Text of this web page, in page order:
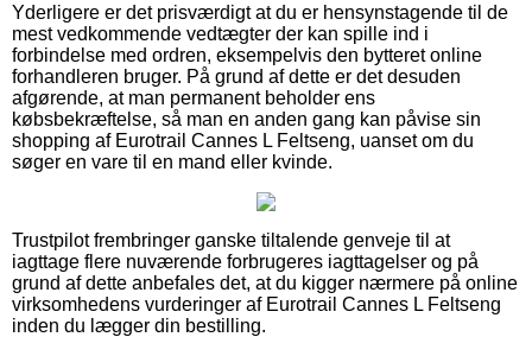
Yderligere er det prisværdigt at du er hensynstagende til de
mest vedkommende vedtægter der kan spille ind i
forbindelse med ordren, eksempelvis den bytteret online
forhandleren bruger. På grund af dette er det desuden
afgørende, at man permanent beholder ens
købsbekræftelse, så man en anden gang kan påvise sin
shopping af Eurotrail Cannes L Feltseng, uanset om du
søger en vare til en mand eller kvinde.
Trustpilot frembringer ganske tiltalende genveje til at
iagttage flere nuværende forbrugeres iagttagelser og på
grund af dette anbefales det, at du kigger nærmere på online
virksomhedens vurderinger af Eurotrail Cannes L Feltseng
inden du lægger din bestilling.